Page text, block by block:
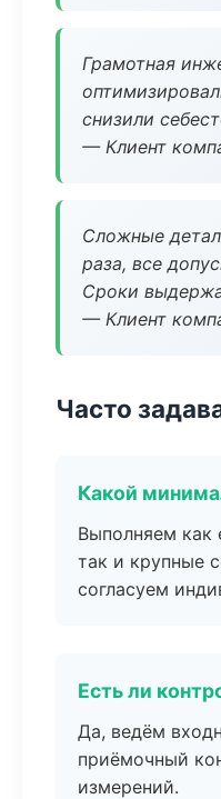
Грамотная
снизили
— Клиент
Сложные
раза, все
Сроки
— Клиент
Часто
Какой
Выполняем как
так и крупные
согласуем
Есть ли
Да, ведём
приёмочный
измерений.